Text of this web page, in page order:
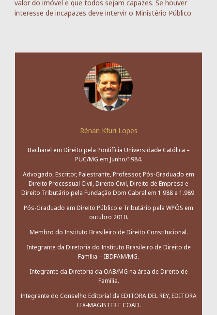
valor do imóvel e que todos sejam capazes. Se houver
interesse de incapazes deve intervir o Ministério Público.
Rénan Kfuri Lopes
Bacharel em Direito pela Pontifícia Universidade Católica –
PUC/MG em Junho/1984.
Advogado, Escritor, Palestrante, Professor, Pós-Graduado em
Direito Processual Civil, Direito Civil, Direito de Empresa e
Direito Tributário pela Fundação Dom Cabral em 1.988 e 1.989.
Pós-Graduado em Direito Público e Tributário pela WPÓS em
outubro 2010.
Membro do Instituto Brasileiro de Direito Constitucional.
Integrante da Diretoria do Instituto Brasileiro de Direito de
Família – IBDFAM/MG.
Integrante da Diretoria da OAB/MG na área de Direito de
Família.
Integrante do Conselho Editorial da EDITORA DEL REY, EDITORA
LEX-MAGISTER E COAD.